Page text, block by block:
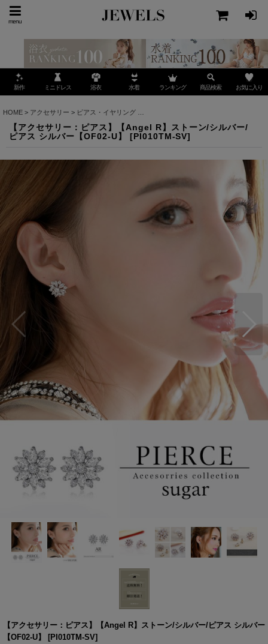
menu
新作 ミニドレス 浴衣 水着 ランキング 商品検索 お気に入り
HOME > アクセサリー > ピアス・イヤリング
【アクセサリー：ピアス】【Angel R】ストーン/シルバー/
ピアス シルバー【OF02-U】
[PI010TM-SV]
【アクセサリー：ピアス】【Angel R】ストーン/シルバー/ピアス シルバー
【OF02-U】
[PI010TM-SV]